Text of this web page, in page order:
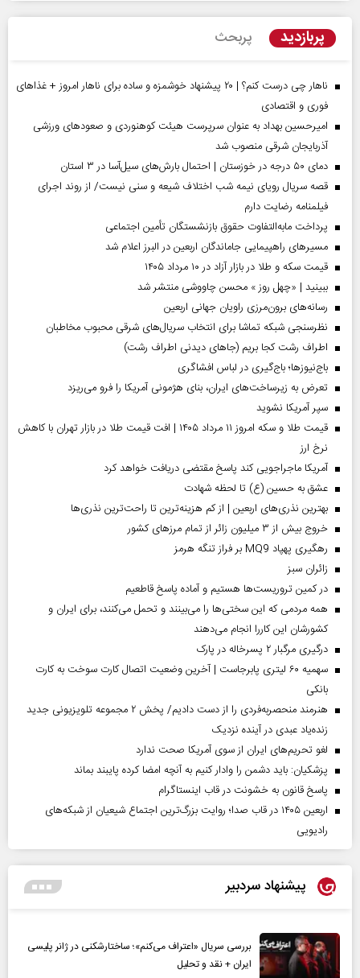
پربازدید پربحث
ناهار چی درست کنم؟ | ۲۰ پیشنهاد خوشمزه و ساده برای ناهار امروز + غذاهای
فوری و اقتصادی
امیرحسین بهداد به عنوان سرپرست هیئت کوهنوردی و صعودهای ورزشی
آذربایجان شرقی منصوب شد
دمای ۵۰ درجه در خوزستان | احتمال بارش‌های سیل‌آسا در ۳ استان
قصه سریال رویای نیمه شب اختلاف شیعه و سنی نیست/ از روند اجرای
فیلمنامه رضایت دارم
پرداخت مابه‌التفاوت حقوق بازنشستگان تأمین اجتماعی
مسیر‌های راهپیمایی جاماندگان اربعین در البرز اعلام شد
قیمت سکه و طلا در بازار آزاد در ۱۰ مرداد ۱۴۰۵
ببینید | «چهل روز » محسن چاووشی منتشر شد
رسانه‌های برون‌مرزی راویان جهانی اربعین
نظرسنجی شبکه تماشا برای انتخاب سریال‌های شرقی محبوب مخاطبان
اطراف رشت کجا بریم (جاهای دیدنی اطراف رشت)
باج‌نیوزها؛ باج‌گیری در لباس افشاگری
تعرض به زیرساخت‌های ایران، بنای هژمونی آمریکا را فرو می‌ریزد
سپر آمریکا نشوید
قیمت طلا و سکه امروز ۱۱ مرداد ۱۴۰۵ | افت قیمت طلا در بازار تهران با کاهش
نرخ ارز
آمریکا ماجراجویی کند پاسخ مقتضی دریافت خواهد کرد
عشق به حسین (ع) تا لحظه شهادت
بهترین نذری‌های اربعین | از کم هزینه‌ترین تا راحت‌ترین نذری‌ها
خروج بیش از ۳ میلیون زائر از تمام مرز‌های کشور
رهگیری پهپاد MQ9 بر فراز تنگه هرمز
‌زائران سبز
در کمین تروریست‌ها هستیم و آماده پاسخ قاطعیم
همه مردمی که این سختی‌ها را می‌بینند و تحمل می‌کنند، برای ایران و
کشورشان این کاررا انجام می‌دهند
درگیری مرگبار ۲ پسرخاله در پارک
سهمیه ۶۰ لیتری پابرجاست | آخرین وضعیت اتصال کارت سوخت به کارت
بانکی
هنرمند منحصر‌به‌فردی را از دست دادیم/ پخش ۲ مجموعه تلویزیونی جدید
زنده‌یاد عبدی در آینده نزدیک
لغو تحریم‌های ایران از سوی آمریکا صحت ندارد
پزشکیان: باید دشمن را وادار کنیم به آنچه امضا کرده پایبند بماند
پاسخ قانون به خشونت در قاب اینستاگرام
اربعین ۱۴۰۵ در قاب صدا؛ روایت بزرگ‌ترین اجتماع شیعیان از شبکه‌های
رادیویی
پیشنهاد سردبیر
بررسی سریال «اعتراف می‌کنم»؛ ساختارشکنی در ژانر پلیسی
ایران + نقد و تحلیل